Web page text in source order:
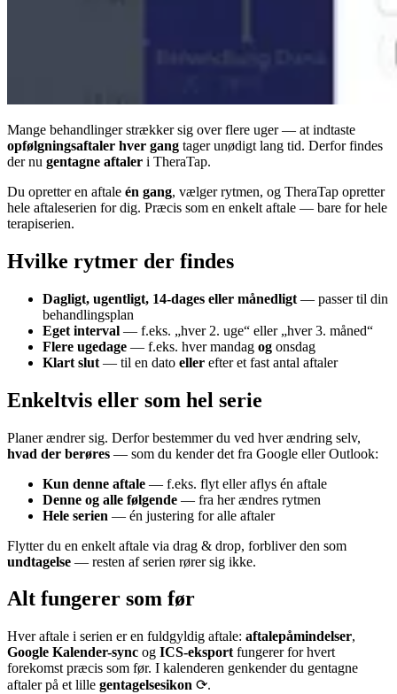
Mange behandlinger strækker sig over flere uger — at indtaste
opfølgningsaftaler hver gang tager unødigt lang tid. Derfor findes
der nu gentagne aftaler i TheraTap.
Du opretter en aftale én gang, vælger rytmen, og TheraTap opretter
hele aftaleserien for dig. Præcis som en enkelt aftale — bare for hele
terapiserien.
Hvilke rytmer der findes
Dagligt, ugentligt, 14-dages eller månedligt — passer til din
behandlingsplan
Eget interval — f.eks. „hver 2. uge“ eller „hver 3. måned“
Flere ugedage — f.eks. hver mandag og onsdag
Klart slut — til en dato eller efter et fast antal aftaler
Enkeltvis eller som hel serie
Planer ændrer sig. Derfor bestemmer du ved hver ændring selv,
hvad der berøres — som du kender det fra Google eller Outlook:
Kun denne aftale — f.eks. flyt eller aflys én aftale
Denne og alle følgende — fra her ændres rytmen
Hele serien — én justering for alle aftaler
Flytter du en enkelt aftale via drag & drop, forbliver den som
undtagelse — resten af serien rører sig ikke.
Alt fungerer som før
Hver aftale i serien er en fuldgyldig aftale: aftalepåmindelser,
Google Kalender-sync og ICS-eksport fungerer for hvert
forekomst præcis som før. I kalenderen genkender du gentagne
aftaler på et lille gentagelsesikon ⟳.